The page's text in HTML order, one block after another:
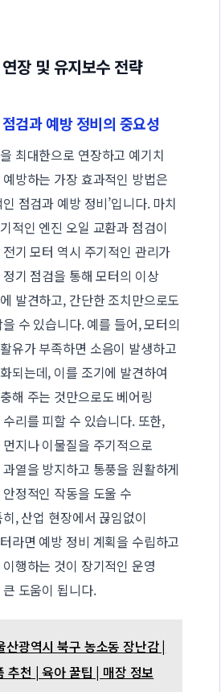
장 및 유지보수 전략
검과 예방 정비의 중요성
최대한으로 연장하고 예기치
방하는 가장 효과적인 방법은
점검과 예방 정비’입니다. 마치
적인 엔진 오일 교환과 점검이
기 모터 역시 주기적인 관리가
기 점검을 통해 모터의 이상
발견하고, 간단한 조치만으로도
수 있습니다. 예를 들어, 모터의
유가 부족하면 소음이 발생하고
되는데, 이를 조기에 발견하여
해 주는 것만으로도 베어링
리를 피할 수 있습니다. 또한,
지나 이물질을 주기적으로
열을 방지하고 통풍을 원활하게
정적인 작동을 도울 수
, 산업 현장에서 끊임없이
라면 예방 정비 계획을 수립하고
행하는 것이 장기적인 운영
도움이 됩니다.
산광역시 북구 농소동 장난감 |
추천 | 육아 꿀팁 | 매장 정보